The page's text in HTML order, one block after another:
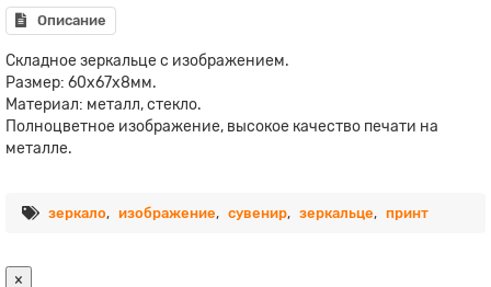
Описание
Складное зеркальце с изображением.
Размер: 60х67х8мм.
Материал: металл, стекло.
Полноцветное изображение, высокое качество печати на
металле.
зеркало, изображение, сувенир, зеркальце, принт
×